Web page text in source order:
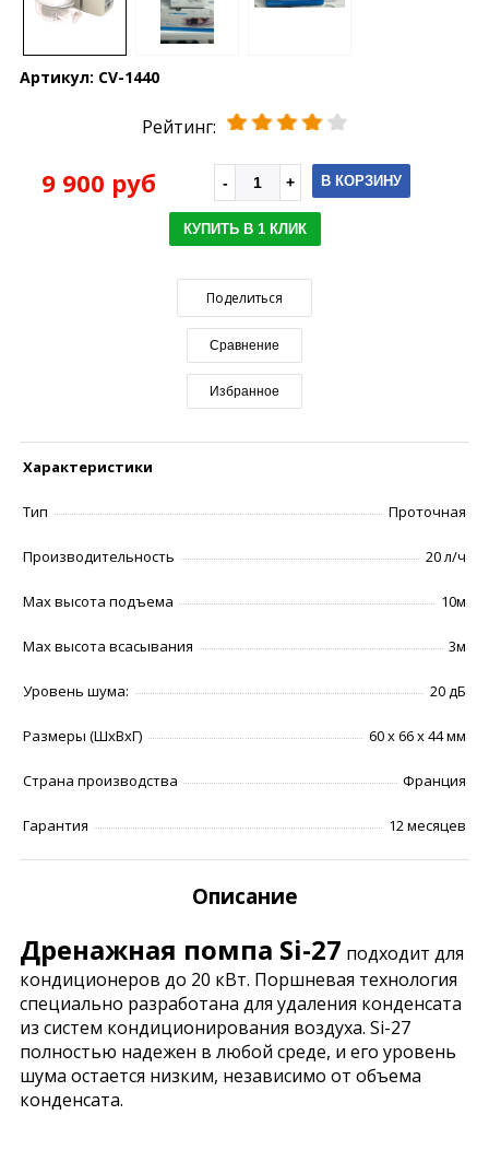
Артикул: CV-1440
Рейтинг:
9 900 руб В КОРЗИНУ
КУПИТЬ В 1 КЛИК
Поделиться
Сравнение
Избранное
Характеристики
Тип Проточная
Производительность 20 л/ч
Max высота подъема 10м
Max высота всасывания 3м
Уровень шума: 20 дБ
Размеры (ШхВхГ) 60 х 66 х 44 мм
Страна производства Франция
Гарантия 12 месяцев
Описание
Дренажная помпа Si-27 подходит для
кондиционеров до 20 кВт. Поршневая технология
специально разработана для удаления конденсата
из систем кондиционирования воздуха. Si-27
полностью надежен в любой среде, и его уровень
шума остается низким, независимо от объема
конденсата.